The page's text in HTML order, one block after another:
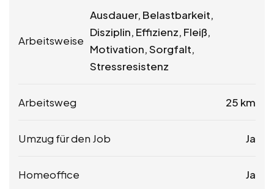
Arbeitsweise
Ausdauer, Belastbarkeit,
Disziplin, Effizienz, Fleiß,
Motivation, Sorgfalt,
Stressresistenz
Arbeitsweg 25 km
Umzug für den Job Ja
Homeoffice Ja